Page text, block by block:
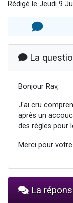
Rédigé le Jeudi 9
La
Bonjour Rav,
J'ai cru
après un
des règles pour
Merci pour
La